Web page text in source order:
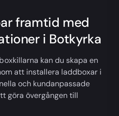
framtid med
i Botkyrka
kan du skapa en
att installera laddboxar i
och kundanpassade
göra övergången till